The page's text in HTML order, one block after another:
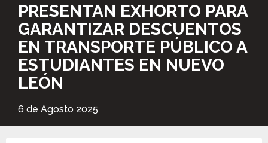
PRESENTAN EXHORTO PARA
GARANTIZAR DESCUENTOS
EN TRANSPORTE PÚBLICO A
ESTUDIANTES EN NUEVO
LEÓN
6 de Agosto 2025